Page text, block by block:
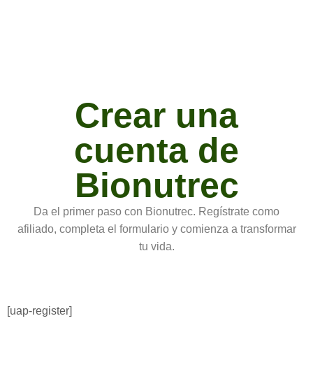
Crear una
cuenta de
Bionutrec
Da el primer paso con Bionutrec. Regístrate como
afiliado, completa el formulario y comienza a transformar
tu vida.
[uap-register]